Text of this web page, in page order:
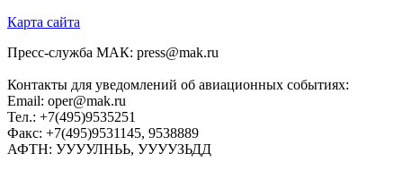
Карта сайта
Пресс-служба МАК: press@mak.ru
Контакты для уведомлений об авиационных событиях:
Email: oper@mak.ru
Тел.: +7(495)9535251
Факс: +7(495)9531145, 9538889
АФТН: УУУУЛНЬЬ, УУУУЗЬДД